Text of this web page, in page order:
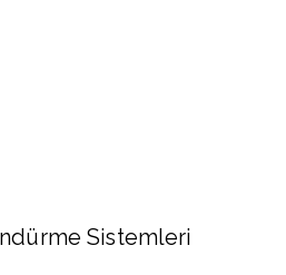
Sistemleri